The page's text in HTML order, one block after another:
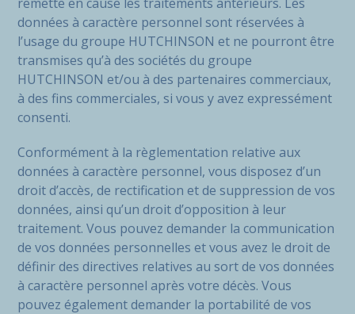
données à caractère personnel sont réservées à
l’usage du groupe HUTCHINSON et ne pourront être
transmises qu’à des sociétés du groupe
HUTCHINSON et/ou à des partenaires commerciaux,
à des fins commerciales, si vous y avez expressément
consenti.
Conformément à la règlementation relative aux
données à caractère personnel, vous disposez d’un
droit d’accès, de rectification et de suppression de vos
données, ainsi qu’un droit d’opposition à leur
traitement. Vous pouvez demander la communication
de vos données personnelles et vous avez le droit de
définir des directives relatives au sort de vos données
à caractère personnel après votre décès. Vous
pouvez également demander la portabilité de vos